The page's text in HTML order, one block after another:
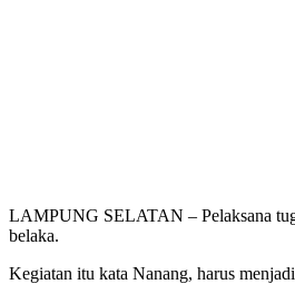
LAMPUNG SELATAN – Pelaksana
belaka.
Kegiatan itu kata Nanang, harus